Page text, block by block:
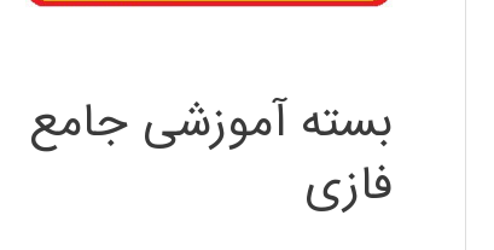
بسته آموزشی جامع
فازی